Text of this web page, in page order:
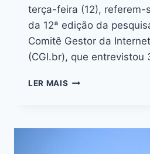
terça-feira (12), referem-
da 12ª edição da
Comitê Gestor da
(CGI.br), que entrevistou
LER MAIS